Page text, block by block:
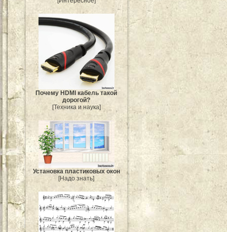
Почему HDMI кабель такой
дорогой?
[Техника и наука]
Установка пластиковых окон
[Надо знать]